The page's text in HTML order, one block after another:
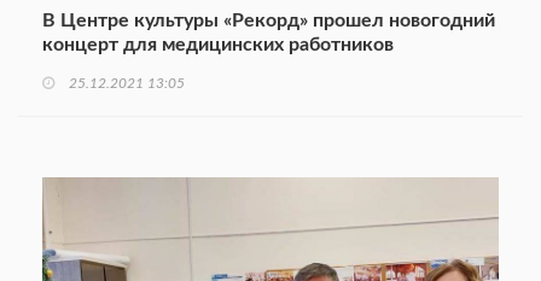
В Центре культуры «Рекорд» прошел новогодний
концерт для медицинских работников
25.12.2021 13:05